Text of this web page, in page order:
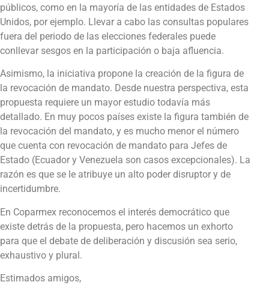
públicos, como en la mayoría de las entidades de Estados
Unidos, por ejemplo. Llevar a cabo las consultas populares
fuera del periodo de las elecciones federales puede
conllevar sesgos en la participación o baja afluencia.
Asimismo, la iniciativa propone la creación de la figura de
la revocación de mandato. Desde nuestra perspectiva, esta
propuesta requiere un mayor estudio todavía más
detallado. En muy pocos países existe la figura también de
la revocación del mandato, y es mucho menor el número
que cuenta con revocación de mandato para Jefes de
Estado (Ecuador y Venezuela son casos excepcionales). La
razón es que se le atribuye un alto poder disruptor y de
incertidumbre.
En Coparmex reconocemos el interés democrático que
existe detrás de la propuesta, pero hacemos un exhorto
para que el debate de deliberación y discusión sea serio,
exhaustivo y plural.
Estimados amigos,